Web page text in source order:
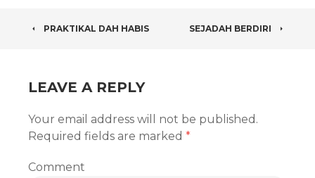
POST
PRAKTIKAL DAH HABIS SEJADAH BERDIRI
LEAVE A REPLY
Your email address will not be published.
Required fields are marked *
Comment